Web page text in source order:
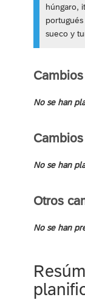
húngaro,
sueco y
No se han
No se han
Otros
No se han